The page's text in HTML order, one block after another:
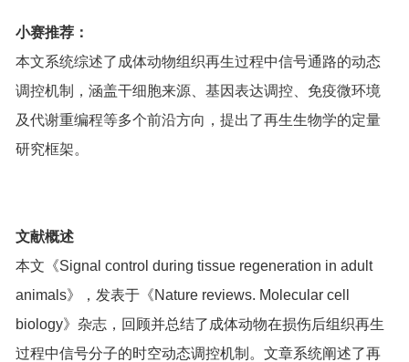
小赛推荐：
本文系统综述了成体动物组织再生过程中信号通路的动态
调控机制，涵盖干细胞来源、基因表达调控、免疫微环境
及代谢重编程等多个前沿方向，提出了再生生物学的定量
研究框架。
文献概述
本文《Signal control during tissue regeneration in adult
animals》，发表于《Nature reviews. Molecular cell
biology》杂志，回顾并总结了成体动物在损伤后组织再生
过程中信号分子的时空动态调控机制。文章系统阐述了再